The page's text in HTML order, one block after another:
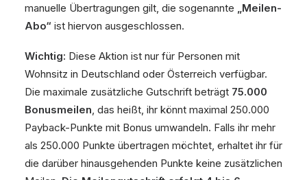
manuelle Übertragungen gilt, die sogenannte „Meilen-
Abo“ ist hiervon ausgeschlossen.
Wichtig: Diese Aktion ist nur für Personen mit
Wohnsitz in Deutschland oder Österreich verfügbar.
Die maximale zusätzliche Gutschrift beträgt 75.000
Bonusmeilen, das heißt, ihr könnt maximal 250.000
Payback-Punkte mit Bonus umwandeln. Falls ihr mehr
als 250.000 Punkte übertragen möchtet, erhaltet ihr für
die darüber hinausgehenden Punkte keine zusätzlichen